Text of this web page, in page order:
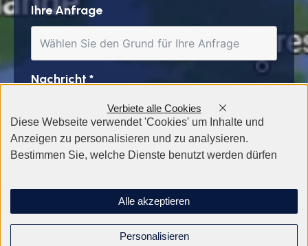
Ihre Anfrage
Nachricht *
Diese Webseite verwendet 'Cookies' um Inhalte und
Anzeigen zu personalisieren und zu analysieren.
Bestimmen Sie, welche Dienste benutzt werden dürfen
Alle akzeptieren
Verbiete alle Cookies
Personalisieren